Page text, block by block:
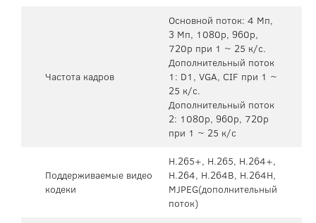
Частота кадров
Основной поток: 4 Mп,
3 Мп, 1080p, 960p,
720p при 1 ~ 25 к/с.
Дополнительный поток
1: D1, VGA, CIF при 1 ~
25 к/с.
Дополнительный поток
2: 1080p, 960p, 720p
при 1 ~ 25 к/с
Поддерживаемые видео
кодеки
H.265+, H.265, H.264+,
H.264, H.264B, H.264H,
MJPEG(дополнительный
поток)